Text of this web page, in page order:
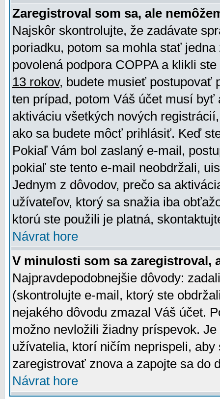
Zaregistroval som sa, ale
Najskôr skontrolujte, že zadávate
poriadku, potom sa mohla stať
povolená podpora COPPA a klikli
13 rokov, budete musieť postupovať
ten prípad, potom Váš účet musí
aktiváciu všetkých nových
ako sa budete môcť prihlásiť. Keď
Pokiaľ Vám bol zaslaný e-mail,
pokiaľ ste tento e-mail neobdržali,
Jednym z dôvodov, prečo sa
užívateľov, ktorý sa snažia iba
ktorú ste použili je platná,
Návrat hore
V minulosti som sa zaregistroval,
Najpravdepodobnejšie dôvody:
(skontrolujte e-mail, ktorý ste
nejakého dôvodu zmazal Váš účet.
možno nevložili žiadny príspevok.
užívatelia, ktorí ničím neprispeli,
zaregistrovať znova a zapojte sa do
Návrat hore